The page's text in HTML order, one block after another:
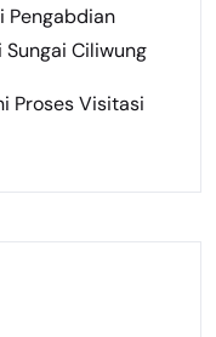
Pengabdian
Sungai Ciliwung
Proses Visitasi